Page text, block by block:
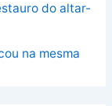
do altar-
na mesma